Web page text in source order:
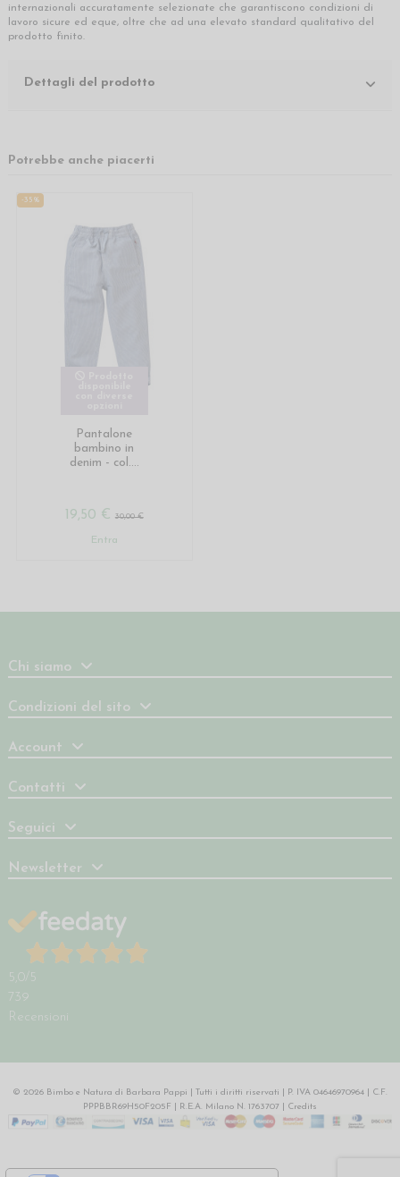
internazionali accuratamente selezionate che garantiscono condizioni di
lavoro sicure ed eque, oltre che ad una elevato standard qualitativo del
prodotto finito.
Dettagli del prodotto
Potrebbe anche piacerti
-35%
Pantalone
bambino in
denim - col....
19,50 € 30,00 €
Entra
Chi siamo
Condizioni del sito
Account
Contatti
Seguici
Newsletter
5,0 /5
739
Recensioni
© 2026 Bimbo e Natura di Barbara Pappi | Tutti i diritti riservati | P. IVA 04646970964 | C.F.
PPPBBR69H50F205F | R.E.A. Milano N. 1763707 | Credits